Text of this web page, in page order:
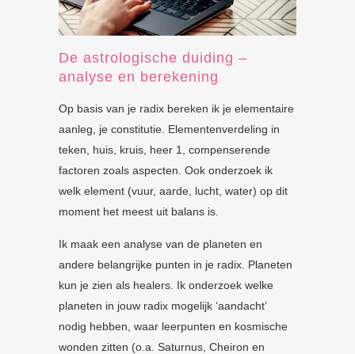
De astrologische duiding –
analyse en berekening
Op basis van je radix bereken ik je elementaire
aanleg, je constitutie. Elementenverdeling in
teken, huis, kruis, heer 1, compenserende
factoren zoals aspecten. Ook onderzoek ik
welk element (vuur, aarde, lucht, water) op dit
moment het meest uit balans is.
Ik maak een analyse van de planeten en
andere belangrijke punten in je radix. Planeten
kun je zien als healers. Ik onderzoek welke
planeten in jouw radix mogelijk ‘aandacht’
nodig hebben, waar leerpunten en kosmische
wonden zitten (o.a. Saturnus, Cheiron en